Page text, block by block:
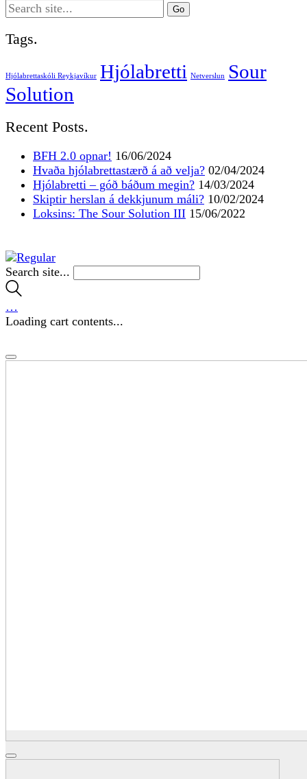
Search
for:
Tags.
Hjólabrettaskóli Reykjavíkur Hjólabretti Netverslun
Sour
Solution
Recent Posts.
BFH 2.0 opnar! 16/06/2024
Hvaða hjólabrettastærð á að velja? 02/04/2024
Hjólabretti – góð báðum megin? 14/03/2024
Skiptir herslan á dekkjunum máli? 10/02/2024
Loksins: The Sour Solution III 15/06/2022
Search site...
…
Loading cart contents...